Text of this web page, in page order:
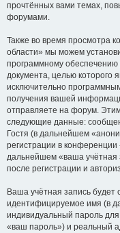
прочтённых вами темах,
форумами.
Также во время просмотра
области» мы можем
программному обеспечению
документа, целью которого
исключительно
получения вашей
отправляете на форум.
следующие данные:
Гостя (в дальнейшем
регистрации в
дальнейшем «ваша учётная
после регистрации и
Ваша учётная запись будет
идентифицируемое имя (в
индивидуальный пароль
«ваш пароль») и реальный